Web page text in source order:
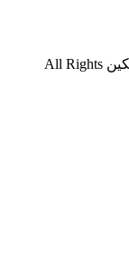
© Copyright 2026, الفدرالية الجزائرية للمستهلكين All Rights